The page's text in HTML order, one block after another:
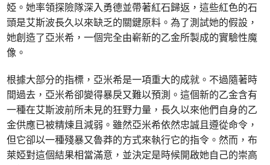
婭。她率領探險隊深入勇德並帶著紅石歸返，這些紅色的石
頭是艾斯波長久以來缺乏的關鍵原料。為了測試她的假設，
她創造了亞米希，一個完全由嶄新的乙金所製成的實驗性魔
像。
根據大部分的指標，亞米希是一項重大的成就。不過隨著時
間過去，亞米希卻變得暴戾又難以預測。這個新的乙金含有
一種在艾斯波前所未見的狂野力量，長久以來他們自身的乙
金供應已被精煉且減弱。雖然亞米希依然忠誠且遵從命令，
但它卻以一種殘暴又魯莽的方式來執行它的指令。然而，布
萊婭對這個結果相當滿意，並決定是時候開啟她自己的崇高